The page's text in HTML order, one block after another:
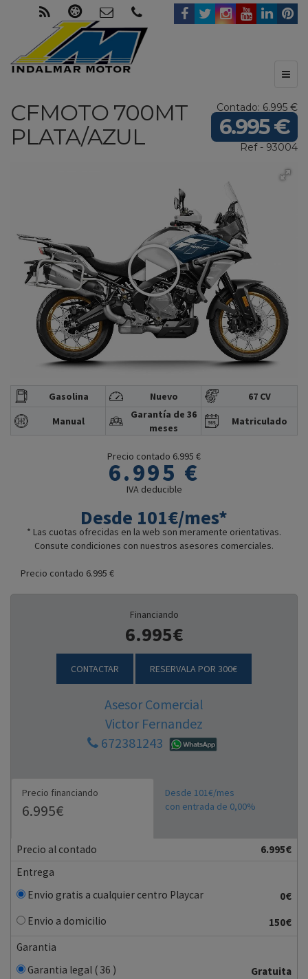
Contado: 6.995 €
6.995 €
Ref - 93004
CFMOTO 700MT
PLATA/AZUL
Gasolina Nuevo
67 CV
Manual
Garantía de 36
meses
Matriculado
Precio contado 6.995 €
6.995 €
IVA deducible
Desde 101€/mes*
* Las cuotas ofrecidas en la web son meramente orientativas.
Consute condiciones con nuestros asesores comerciales.
Precio contado 6.995 €
Financiando
6.995€
CONTACTAR RESERVALA POR 300€
Asesor Comercial
Victor Fernandez
672381243
Precio financiando
6.995€
Desde 101€/mes
con entrada de 0,00%
Precio al contado
6.995€
Entrega
Envio gratis a cualquier centro Playcar
0€
Envio a domicilio
150€
Garantia
Garantia legal ( 36 )
Gratuita